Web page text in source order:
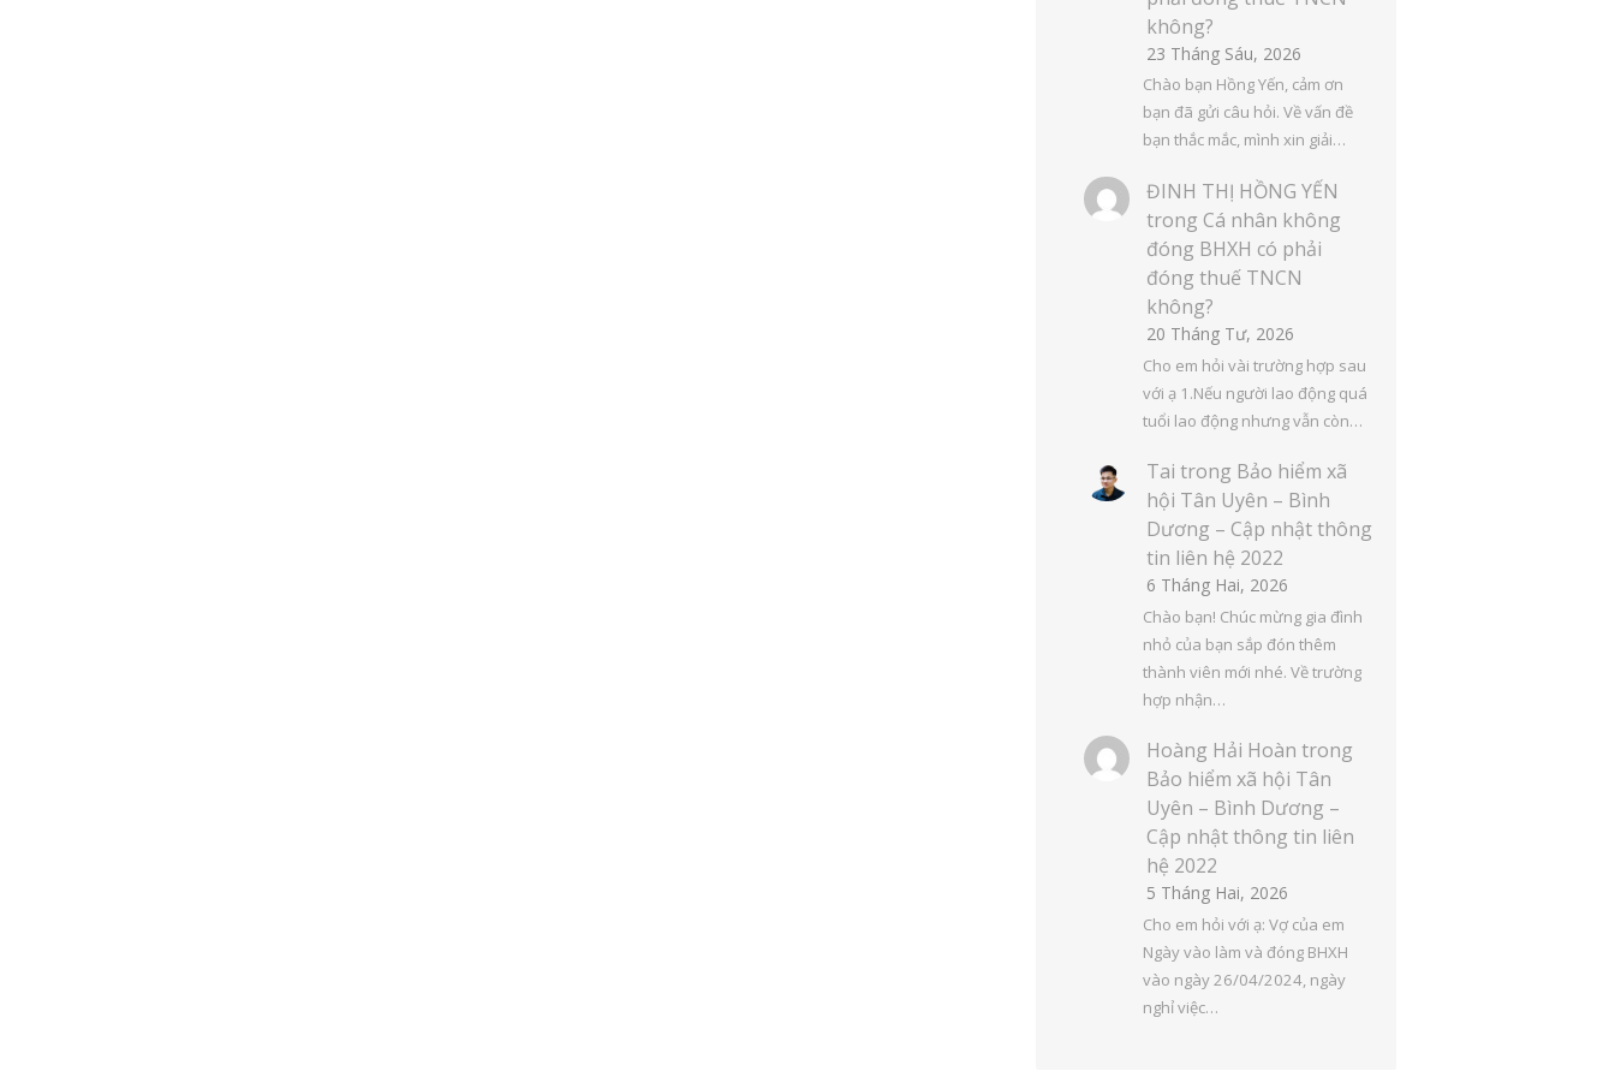
không?
23 Tháng Sáu, 2026
Chào bạn Hồng Yến, cảm ơn
bạn đã gửi câu hỏi. Về vấn đề
bạn thắc mắc, mình xin giải…
ĐINH THỊ HỒNG YẾN
trong Cá nhân không
đóng BHXH có phải
đóng thuế TNCN
không?
20 Tháng Tư, 2026
Cho em hỏi vài trường hợp sau
với ạ 1.Nếu người lao động quá
tuổi lao động nhưng vẫn còn…
Tai trong Bảo hiểm xã
hội Tân Uyên – Bình
Dương – Cập nhật thông
tin liên hệ 2022
6 Tháng Hai, 2026
Chào bạn! Chúc mừng gia đình
nhỏ của bạn sắp đón thêm
thành viên mới nhé. Về trường
hợp nhận…
Hoàng Hải Hoàn trong
Bảo hiểm xã hội Tân
Uyên – Bình Dương –
Cập nhật thông tin liên
hệ 2022
5 Tháng Hai, 2026
Cho em hỏi với ạ: Vợ của em
Ngày vào làm và đóng BHXH
vào ngày 26/04/2024, ngày
nghỉ việc…